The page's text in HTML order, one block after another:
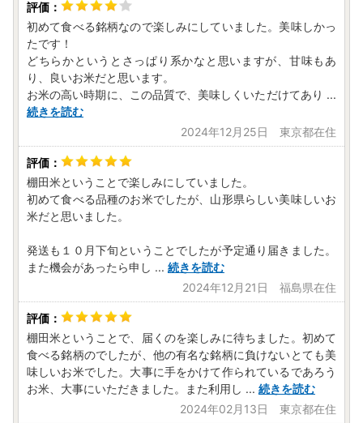
初めて食べる銘柄なので楽しみにしていました。美味しかっ
たです！
どちらかというとさっぱり系かなと思いますが、甘味もあ
り、良いお米だと思います。
お米の高い時期に、この品質で、美味しくいただけてあり ...
続きを読む
2024年12月25日 東京都在住
棚田米ということで楽しみにしていました。
初めて食べる品種のお米でしたが、山形県らしい美味しいお
米だと思いました。
発送も１０月下旬ということでしたが予定通り届きました。
また機会があったら申し ... 続きを読む
2024年12月21日 福島県在住
棚田米ということで、届くのを楽しみに待ちました。初めて
食べる銘柄のでしたが、他の有名な銘柄に負けないとても美
味しいお米でした。大事に手をかけて作られているであろう
お米、大事にいただきました。また利用し ... 続きを読む
2024年02月13日 東京都在住